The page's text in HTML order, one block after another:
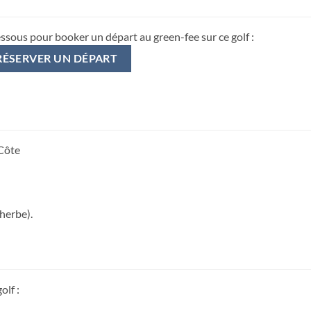
pour booker un départ au green-fee sur ce golf :
UN DÉPART
: